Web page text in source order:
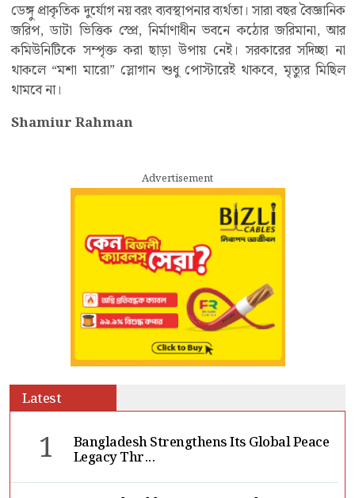
ডেঙ্গু প্রাকৃতিক দুর্যোগ নয় বরং ব্যবস্থাপনার ব্যর্থতা। সারা বছর বৈজ্ঞানিক
জরিপ, ডাটা ভিত্তিক স্প্রে, নির্মাণাধীন ভবনে কঠোর জরিমানা, আর
কমিউনিটিকে সম্পৃক্ত করা ছাড়া উপায় নেই। সরকারের সদিচ্ছা না
থাকলে “মশা মারো” স্লোগান শুধু পোস্টারেই থাকবে, মৃত্যুর মিছিল
থামবে না।
Shamiur Rahman
Advertisement
Latest
1 Bangladesh Strengthens Its Global Peace
Legacy Thr...